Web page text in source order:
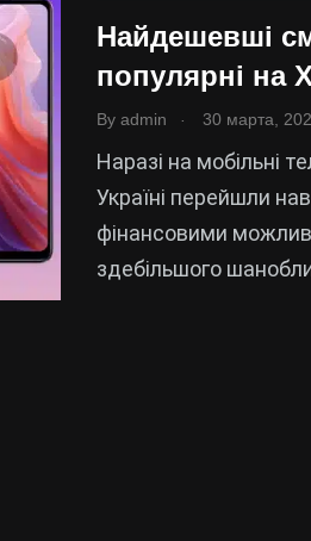
Найдешевші
популярні на
By admin 30 марта,
Наразі на мобільні
Україні перейшли
фінансовими
здебільшого